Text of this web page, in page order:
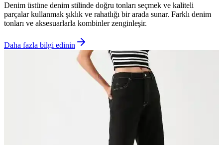
Denim üstüne denim stilinde doğru tonları seçmek ve kaliteli
parçalar kullanmak şıklık ve rahatlığı bir arada sunar. Farklı denim
tonları ve aksesuarlarla kombinler zenginleşir.
Daha fazla bilgi edinin